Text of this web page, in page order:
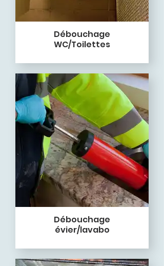
Débouchage
WC/Toilettes
Débouchage
évier/lavabo